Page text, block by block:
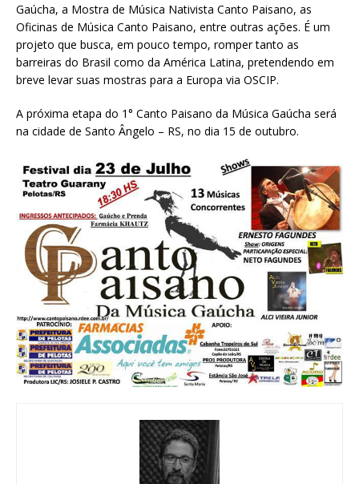
Gaúcha, a Mostra de Música Nativista Canto Paisano, as
Oficinas de Música Canto Paisano, entre outras ações. É um
projeto que busca, em pouco tempo, romper tanto as
barreiras do Brasil como da América Latina, pretendendo em
breve levar suas mostras para a Europa via OSCIP.
A próxima etapa do 1° Canto Paisano da Música Gaúcha será
na cidade de Santo Ângelo – RS, no dia 15 de outubro.